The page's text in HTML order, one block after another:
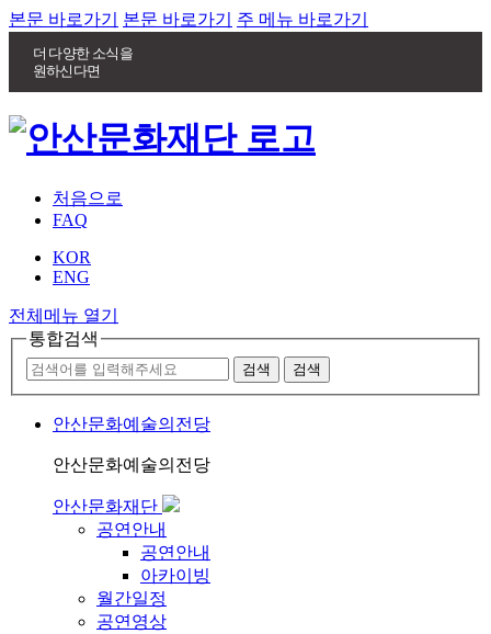
본문 바로가기 본문 바로가기 주 메뉴 바로가기
더 다양한 소식을
원하신다면
처음으로
FAQ
KOR
ENG
전체메뉴 열기
통합검색
안산문화예술의전당
안산문화예술의전당
안산문화재단
공연안내
공연안내
아카이빙
월간일정
공연영상